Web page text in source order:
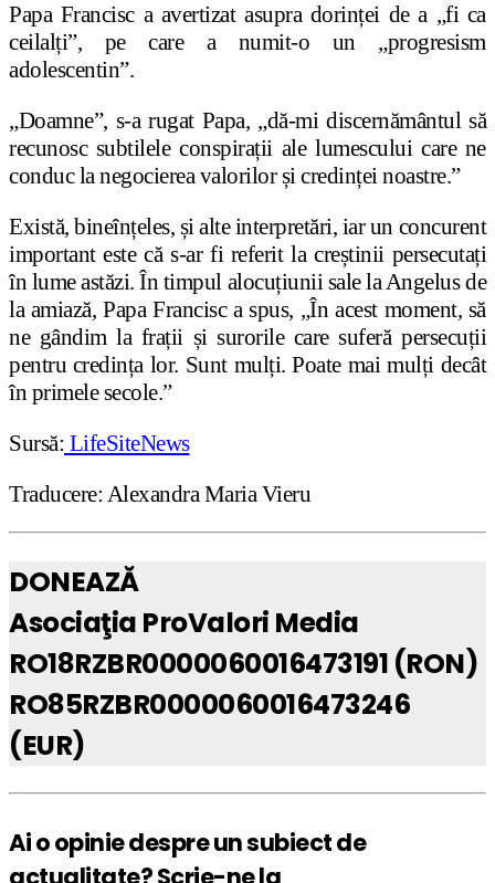
Papa Francisc a avertizat asupra dorinței de a „fi ca
ceilalți”, pe care a numit-o un „progresism
adolescentin”.
„Doamne”, s-a rugat Papa, „dă-mi discernământul să
recunosc subtilele conspirații ale lumescului care ne
conduc la negocierea valorilor și credinței noastre.”
Există, bineînțeles, și alte interpretări, iar un concurent
important este că s-ar fi referit la creștinii persecutați
în lume astăzi. În timpul alocuțiunii sale la Angelus de
la amiază, Papa Francisc a spus, „În acest moment, să
ne gândim la frații și surorile care suferă persecuții
pentru credința lor. Sunt mulți. Poate mai mulți decât
în primele secole.”
Sursă: LifeSiteNews
Traducere: Alexandra Maria Vieru
DONEAZĂ
Asociaţia ProValori Media
RO18RZBR0000060016473191 (RON)
RO85RZBR0000060016473246
(EUR)
Ai o opinie despre un subiect de